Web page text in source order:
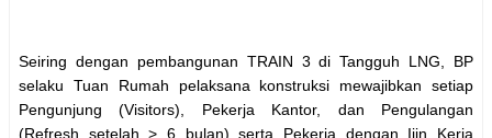
Seiring dengan pembangunan TRAIN 3 di Tangguh LNG, BP
selaku Tuan Rumah pelaksana konstruksi mewajibkan setiap
Pengunjung (Visitors), Pekerja Kantor, dan Pengulangan
(Refresh setelah > 6 bulan) serta Pekerja dengan Ijin Kerja